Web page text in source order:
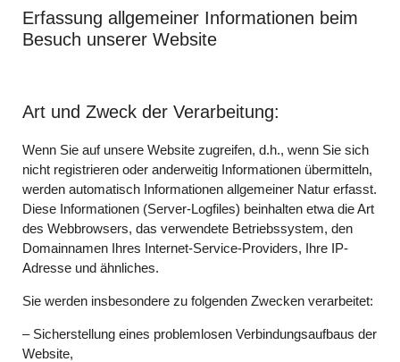
Erfassung allgemeiner Informationen beim
Besuch unserer Website
Art und Zweck der Verarbeitung:
Wenn Sie auf unsere Website zugreifen, d.h., wenn Sie sich
nicht registrieren oder anderweitig Informationen übermitteln,
werden automatisch Informationen allgemeiner Natur erfasst.
Diese Informationen (Server-Logfiles) beinhalten etwa die Art
des Webbrowsers, das verwendete Betriebssystem, den
Domainnamen Ihres Internet-Service-Providers, Ihre IP-
Adresse und ähnliches.
Sie werden insbesondere zu folgenden Zwecken verarbeitet:
– Sicherstellung eines problemlosen Verbindungsaufbaus der
Website,